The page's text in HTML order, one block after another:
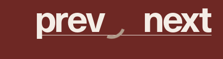
prev next